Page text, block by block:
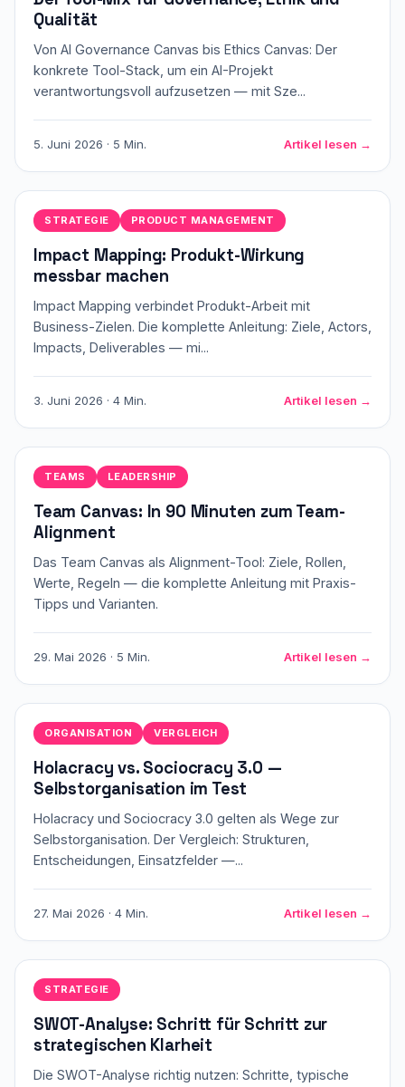
Qualität
Von AI Governance Canvas bis Ethics Canvas: Der
konkrete Tool-Stack, um ein AI-Projekt
verantwortungsvoll aufzusetzen — mit Sze...
5. Juni 2026 · 5 Min. Artikel lesen →
STRATEGIE PRODUCT MANAGEMENT
Impact Mapping: Produkt-Wirkung
messbar machen
Impact Mapping verbindet Produkt-Arbeit mit
Business-Zielen. Die komplette Anleitung: Ziele, Actors,
Impacts, Deliverables — mi...
3. Juni 2026 · 4 Min. Artikel lesen →
TEAMS LEADERSHIP
Team Canvas: In 90 Minuten zum Team-
Alignment
Das Team Canvas als Alignment-Tool: Ziele, Rollen,
Werte, Regeln — die komplette Anleitung mit Praxis-
Tipps und Varianten.
29. Mai 2026 · 5 Min. Artikel lesen →
ORGANISATION VERGLEICH
Holacracy vs. Sociocracy 3.0 —
Selbstorganisation im Test
Holacracy und Sociocracy 3.0 gelten als Wege zur
Selbstorganisation. Der Vergleich: Strukturen,
Entscheidungen, Einsatzfelder —...
27. Mai 2026 · 4 Min. Artikel lesen →
STRATEGIE
SWOT-Analyse: Schritt für Schritt zur
strategischen Klarheit
Die SWOT-Analyse richtig nutzen: Schritte, typische